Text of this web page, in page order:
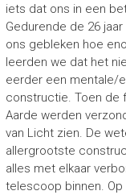
iets dat ons in een
Gedurende de 26
ons gebleken hoe
leerden we dat het
eerder een mentale/
constructie. Toen de
Aarde werden
van Licht zien. De
allergrootste
alles met elkaar
telescoop binnen. Op